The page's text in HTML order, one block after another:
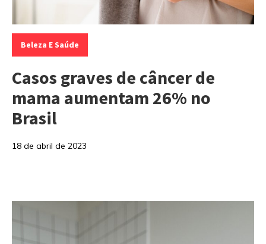
Categorias:
Beleza E Saúde
Casos graves de câncer de
mama aumentam 26% no
Brasil
18 de abril de 2023